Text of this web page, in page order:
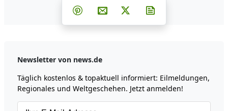
Teilen auf Facebook
Teilen auf Whatsapp
Teilen auf Telegram
Teilen auf Pinterest
Per E-Mail teilen
Post auf X
Newsletter von news.de
Täglich kostenlos & topaktuell informiert: Eilmeldungen,
Regionales und Weltgeschehen. Jetzt anmelden!